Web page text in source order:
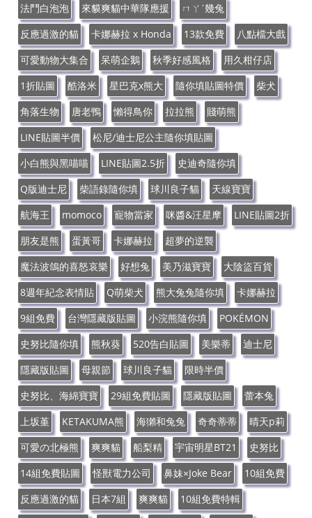
法鬥白泡泡
來貘爽貓中華隊應援
ㄇㄚˊ幾兔
反應過激的貓
卡娜赫拉 x Honda 13款免費
八點檔大戲
可愛動物大集合
呆萌企鵝 秋季好感風格
用久柑仔店
1折貼圖
酷洛米 星巴克x熊大 隨你填貼圖特價
柴犬
角落生物
唐老鴨 懶得鳥你 拉拉熊
賤萌熊
LINE貼圖半價
松尼/迪士尼公主隨你填貼圖
小白熊與黑喵喵
LINE貼圖2.5折
史迪奇隨你填
Q版迪士尼
柴語錄隨你填 球川良子貓
天線寶寶
航海王
momoco 寵物當家 咪醬&汪星摩
LINE貼圖2折
朋友是熊
蛋黃哥 卡娜赫拉
超夢的逆襲
魔法波鴿的喜怒哀樂
好想兔 美乃滋寶寶
大陰盜百貨
8週年紀念表情貼
Q萌柴犬 熊大兔兔隨你填
卡娜赫拉
9組免費
台灣隱藏版貼圖 小浣熊隨你填
POKÉMON
史努比隨你填
熊秋葵 520告白貼圖 美樂蒂
迪士尼
隱藏版貼圖
母親節 球川良子貓
限時半價
史努比、海綿寶寶
29組免費貼圖 隱藏版貼圖
蕾本兔
上坂堇
KETAKUMA熊 海獺和兔兔 奇奇蒂蒂
晴天p莉
可愛の北極熊
爽爽貓 船梨精 宇宙明星BT21
史努比
14組免費貼圖
怪獸電力公司 鼻妹×Joke Bear
10組免費
反應過激的貓
日本7組 爽爽貓
10組免費特輯